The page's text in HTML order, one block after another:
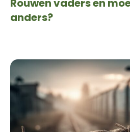
Rouwen vaders en
anders?